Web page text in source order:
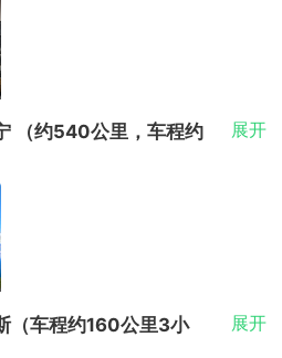
主湖外，东西两侧还有两处小型湖
“东小天池”，又名黑龙潭，潭下为
瀑布飞流直下，气势壮观。西侧
池”，又称玉女潭，因池形如圆月，
绕，夜晚月光洒落时，水面映照出
影，景色别具一格。景区内设有栈
步行游览各处景点。 此外，天池
供奉西王母，是景区内一处文化景
天池周边还有马牙山，需乘坐区间
山，山势险峻，岩石风化形成的奇
惊叹。山顶平坦，夏季草木丰茂，
准间（网评4钻）【参考酒店：
曼酒店、漫心酒店、澜景酒店、
枫酒店、马迭尔·宾泓花园酒
国际酒店、星旅度假酒店】
限，敬请知晓，里面需要换乘
洗漱用品和换洗衣服，携带一
区
斯湖约30公里，是一个由哈萨克族与
风情吸引着众多游客，在游览北疆
与喀纳斯湖一同作为行程的一部
内的建筑以传统木屋为主，错落有
民在院落中劳作，与自然和谐共
间车，游览时间不少于3小时
湾】【卧龙湾】；午餐后乘车
【五彩滩】
区
距离乌鲁木齐约800公里，是新疆
景观和独特的生态环境吸引着众多
内设有多个村落，其中禾木村是徒
选的路线之一，从喀纳斯湖出发，
道向东行进，沿途可欣赏到丰富的
成为户外旅行者心中的理想目的
区间车，游览时间不少于4小时
河北岸，是一处以雅丹地貌为特色
晨曦乘车前往奎屯，途径百里
魔鬼城】，后前往入住酒店休
城
景区总面积260平方千米，雅丹地
积22平方千米。呈西北东南走向，
雅丹、沙漠峡谷、石滩胡杨、天然
间车，游览时间不少于1.5小时
（约540公里，车程约
展开
车直通环湖游览），结束后前
（车程约160公里3小
展开